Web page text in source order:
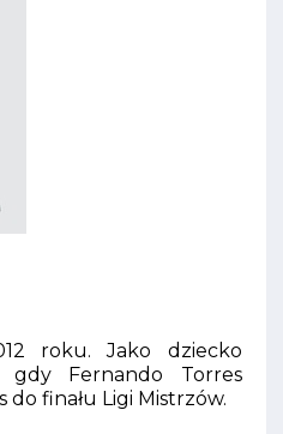
roku. Jako dziecko
gdy Fernando Torres
finału Ligi Mistrzów.